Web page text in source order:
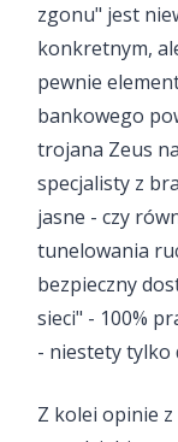
zgonu" jest
konkretnym,
pewnie
bankowego
trojana Zeus
specjalisty z
jasne - czy
tunelowania
bezpieczny
sieci" - 100%
- niestety tylko
Z kolei opinie